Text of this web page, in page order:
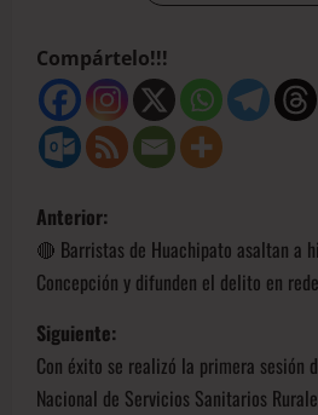
Compártelo!!!
Anterior:
🔴 Barristas de Huachipato asaltan a
Concepción y difunden el delito en
Siguiente:
Con éxito se realizó la primera sesión
Nacional de Servicios Sanitarios